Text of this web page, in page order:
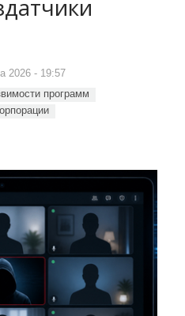
2026 - 19:57
программ